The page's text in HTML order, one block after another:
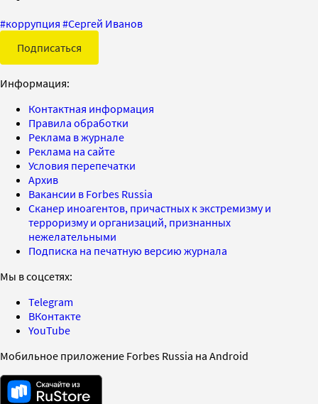
#коррупция #Сергей Иванов
Подписаться
Информация:
Контактная информация
Правила обработки
Реклама в журнале
Реклама на сайте
Условия перепечатки
Архив
Вакансии в Forbes Russia
Сканер иноагентов, причастных к экстремизму и
терроризму и организаций, признанных
нежелательными
Подписка на печатную версию журнала
Мы в соцсетях:
Telegram
ВКонтакте
YouTube
Мобильное приложение Forbes Russia на Android